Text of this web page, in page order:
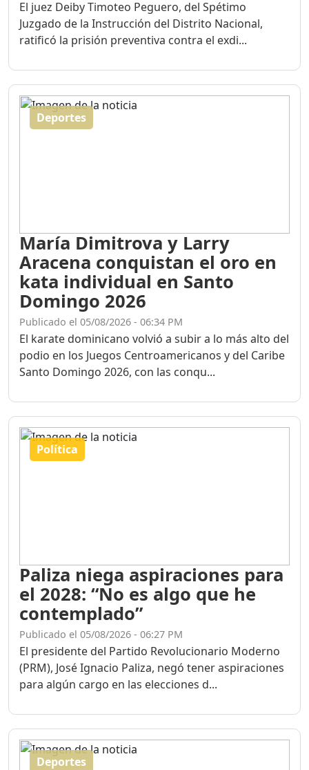
El juez Deiby Timoteo Peguero, del Spétimo
Juzgado de la Instrucción del Distrito Nacional,
ratificó la prisión preventiva contra el exdi...
Deportes
María Dimitrova y Larry
Aracena conquistan el oro en
kata individual en Santo
Domingo 2026
Publicado el 05/08/2026 - 06:34 PM
El karate dominicano volvió a subir a lo más alto del
podio en los Juegos Centroamericanos y del Caribe
Santo Domingo 2026, con las conqu...
Política
Paliza niega aspiraciones para
el 2028: “No es algo que he
contemplado”
Publicado el 05/08/2026 - 06:27 PM
El presidente del Partido Revolucionario Moderno
(PRM), José Ignacio Paliza, negó tener aspiraciones
para algún cargo en las elecciones d...
Deportes